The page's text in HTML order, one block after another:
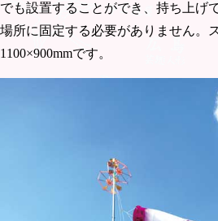
でも設置することができ、持ち上げ
場所に固定する必要がありません。
1100×900mmです。